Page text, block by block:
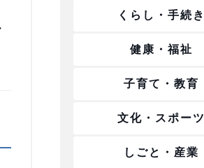
くらし・手続き
健康・福祉
子育て・教育
文化・スポーツ
しごと・産業